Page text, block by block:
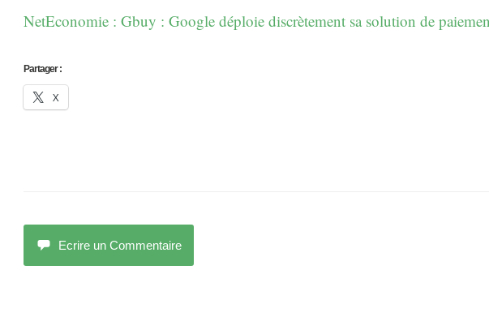
NetEconomie : Gbuy : Google déploie discrètement sa solution de
Partager :
X
Ecrire un Commentaire